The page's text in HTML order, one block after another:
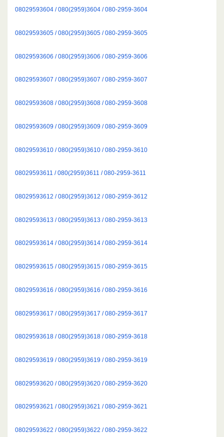
08029593604 / 080(2959)3604 / 080-2959-3604
08029593605 / 080(2959)3605 / 080-2959-3605
08029593606 / 080(2959)3606 / 080-2959-3606
08029593607 / 080(2959)3607 / 080-2959-3607
08029593608 / 080(2959)3608 / 080-2959-3608
08029593609 / 080(2959)3609 / 080-2959-3609
08029593610 / 080(2959)3610 / 080-2959-3610
08029593611 / 080(2959)3611 / 080-2959-3611
08029593612 / 080(2959)3612 / 080-2959-3612
08029593613 / 080(2959)3613 / 080-2959-3613
08029593614 / 080(2959)3614 / 080-2959-3614
08029593615 / 080(2959)3615 / 080-2959-3615
08029593616 / 080(2959)3616 / 080-2959-3616
08029593617 / 080(2959)3617 / 080-2959-3617
08029593618 / 080(2959)3618 / 080-2959-3618
08029593619 / 080(2959)3619 / 080-2959-3619
08029593620 / 080(2959)3620 / 080-2959-3620
08029593621 / 080(2959)3621 / 080-2959-3621
08029593622 / 080(2959)3622 / 080-2959-3622